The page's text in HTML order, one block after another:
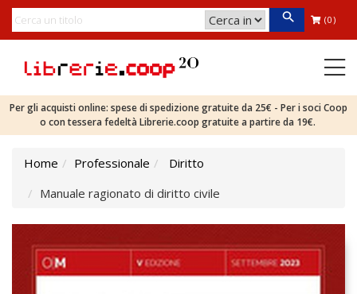
(0)
Per gli acquisti online: spese di spedizione gratuite da 25€ - Per i soci Coop
o con tessera fedeltà Librerie.coop gratuite a partire da 19€.
Home Professionale
Diritto
Manuale ragionato di diritto civile